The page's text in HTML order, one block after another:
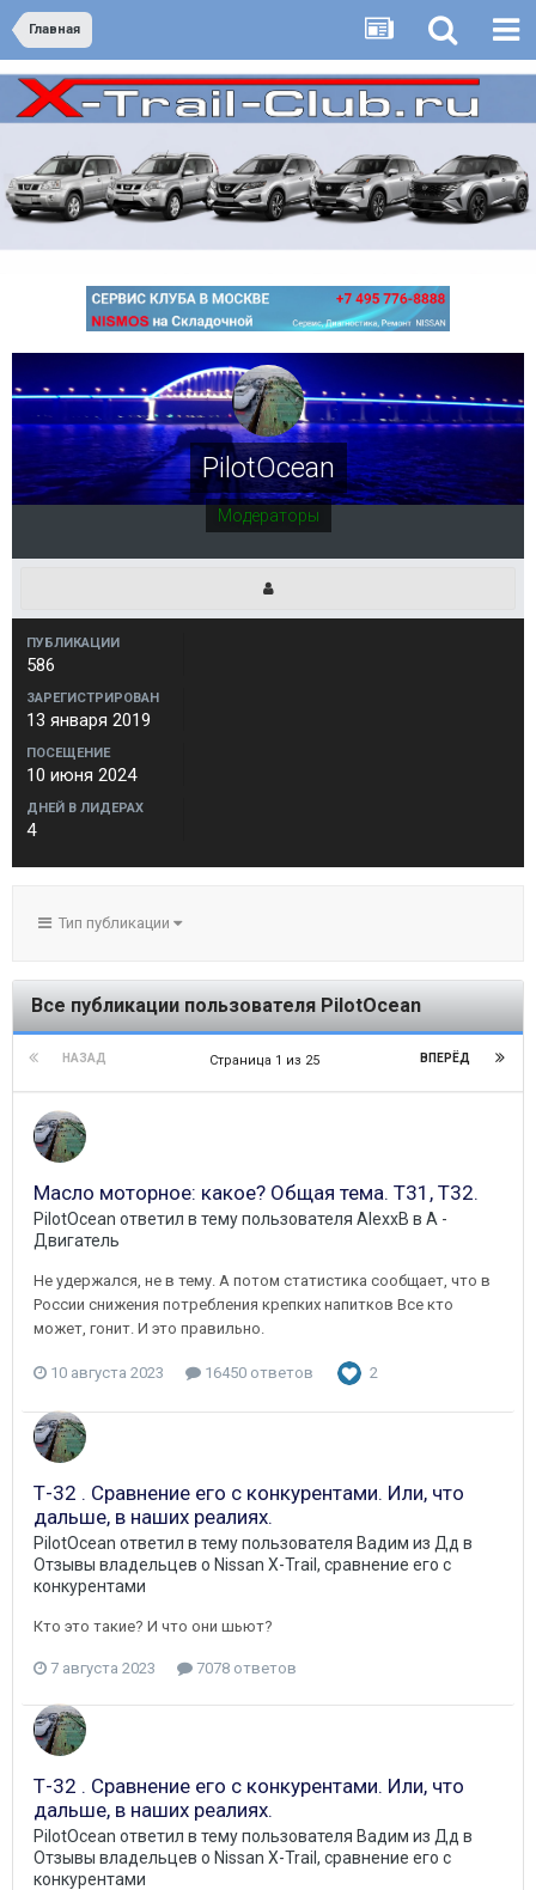
Главная
PilotOcean
Модераторы
ПУБЛИКАЦИИ
586
ЗАРЕГИСТРИРОВАН
13 января 2019
ПОСЕЩЕНИЕ
10 июня 2024
ДНЕЙ В ЛИДЕРАХ
4
Тип публикации
Все публикации пользователя PilotOcean
НАЗАД ВПЕРЁД
Страница 1 из 25
Масло моторное: какое? Общая тема. Т31, Т32.
PilotOcean ответил в тему пользователя AlexxB в A -
Двигатель
Не удержался, не в тему. А потом статистика сообщает, что в
России снижения потребления крепких напитков Все кто
может, гонит. И это правильно.
10 августа 2023 16450 ответов 2
Т-32 . Сравнение его с конкурентами. Или, что
дальше, в наших реалиях.
PilotOcean ответил в тему пользователя Вадим из Дд в
Отзывы владельцев о Nissan X-Trail, сравнение его с
конкурентами
Кто это такие? И что они шьют?
7 августа 2023 7078 ответов
Т-32 . Сравнение его с конкурентами. Или, что
дальше, в наших реалиях.
PilotOcean ответил в тему пользователя Вадим из Дд в
Отзывы владельцев о Nissan X-Trail, сравнение его с
конкурентами